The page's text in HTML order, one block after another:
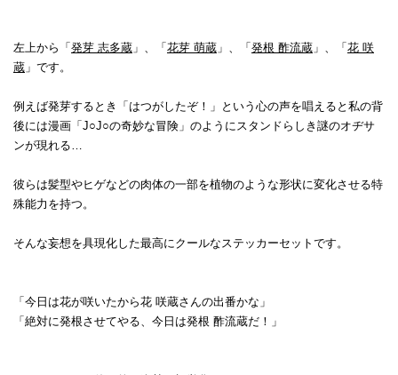
左上から「 発芽 志多蔵 」、「 花芽 萌蔵 」、「 発根 酢流蔵 」、「 花 咲
蔵 」です。
例えば発芽するとき「はつがしたぞ！」という心の声を唱えると私の背
後には漫画「J○J○の奇妙な冒険」のようにスタンドらしき謎のオヂサ
ンが現れる…
彼らは髪型やヒゲなどの肉体の一部を植物のような形状に変化させる特
殊能力を持つ。
そんな妄想を具現化した最高にクールなステッカーセットです。
「今日は花が咲いたから花 咲蔵さんの出番かな」
「絶対に発根させてやる、今日は発根 酢流蔵だ！」